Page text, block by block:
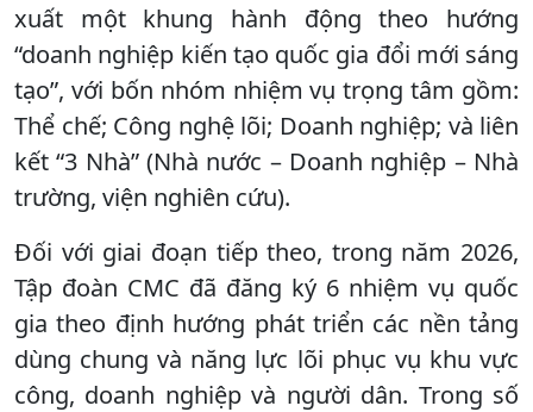
xuất một khung hành động theo hướng
“doanh nghiệp kiến tạo quốc gia đổi mới sáng
tạo”, với bốn nhóm nhiệm vụ trọng tâm gồm:
Thể chế; Công nghệ lõi; Doanh nghiệp; và liên
kết “3 Nhà” (Nhà nước – Doanh nghiệp – Nhà
trường, viện nghiên cứu).
Đối với giai đoạn tiếp theo, trong năm 2026,
Tập đoàn CMC đã đăng ký 6 nhiệm vụ quốc
gia theo định hướng phát triển các nền tảng
dùng chung và năng lực lõi phục vụ khu vực
công, doanh nghiệp và người dân. Trong số